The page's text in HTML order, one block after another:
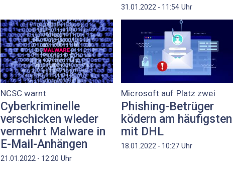
31.01.2022 - 11:54 Uhr
NCSC warnt
Cyberkriminelle
verschicken wieder
vermehrt Malware in
E-Mail-Anhängen
21.01.2022 - 12:20 Uhr
Microsoft auf Platz zwei
Phishing-Betrüger
ködern am häufigsten
mit DHL
18.01.2022 - 10:27 Uhr